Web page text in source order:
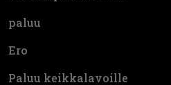
paluu
Ero
Paluu keikkalavoille